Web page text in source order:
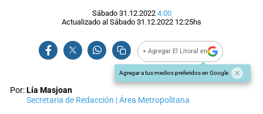
Sábado 31.12.2022 4:00
Actualizado al Sábado 31.12.2022 12:25hs
+ Agregar El Litoral en
Agregar a tus medios preferidos en Google
Por:Lía Masjoan
Secretaria de Redacción | Área Metropolitana